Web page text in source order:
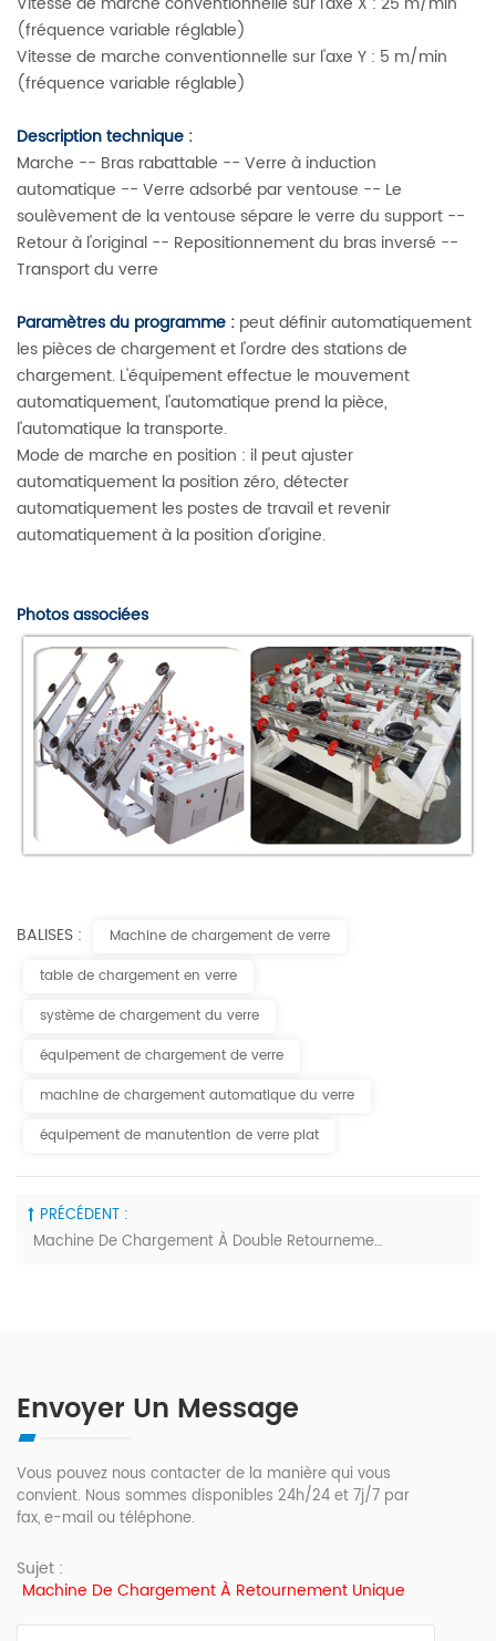
(fréquence variable réglable)
Vitesse de marche conventionnelle sur l'axe Y : 5 m/min
(fréquence variable réglable)
Description technique :
Marche -- Bras rabattable -- Verre à induction
automatique -- Verre adsorbé par ventouse -- Le
soulèvement de la ventouse sépare le verre du support --
Retour à l'original -- Repositionnement du bras inversé --
Transport du verre
Paramètres du programme : peut définir automatiquement
les pièces de chargement et l'ordre des stations de
chargement. L'équipement effectue le mouvement
automatiquement, l'automatique prend la pièce,
l'automatique la transporte.
Mode de marche en position : il peut ajuster
automatiquement la position zéro, détecter
automatiquement les postes de travail et revenir
automatiquement à la position d'origine.
Photos associées
BALISES :
Machine de chargement de verre
table de chargement en verre
système de chargement du verre
équipement de chargement de verre
machine de chargement automatique du verre
équipement de manutention de verre plat
PRÉCÉDENT :
Machine De Chargement À Double Retournement
Envoyer Un Message
Vous pouvez nous contacter de la manière qui vous
convient. Nous sommes disponibles 24h/24 et 7j/7 par
fax, e-mail ou téléphone.
Sujet :
Machine De Chargement À Retournement Unique